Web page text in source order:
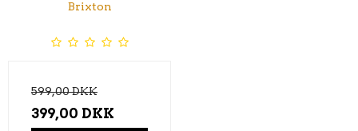
Brixton
599,00 DKK
399,00 DKK